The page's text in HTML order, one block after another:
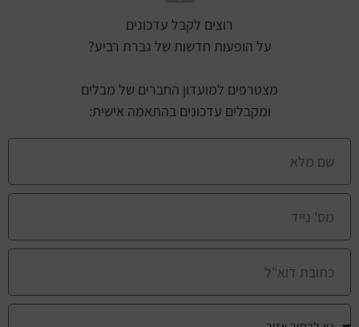
רוצים לקבל עדכונים
על הופעות חדשות של גברת רביע?
מצטרפים למועדון החברים של מבלים
ומקבלים עדכונים בהתאמה אישית: